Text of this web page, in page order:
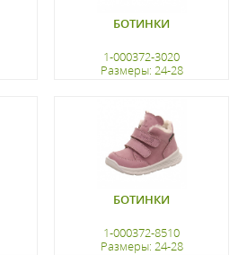
БОТИНКИ
1-000372-3020
Размеры: 24-28
БОТИНКИ
1-000372-8510
Размеры: 24-28